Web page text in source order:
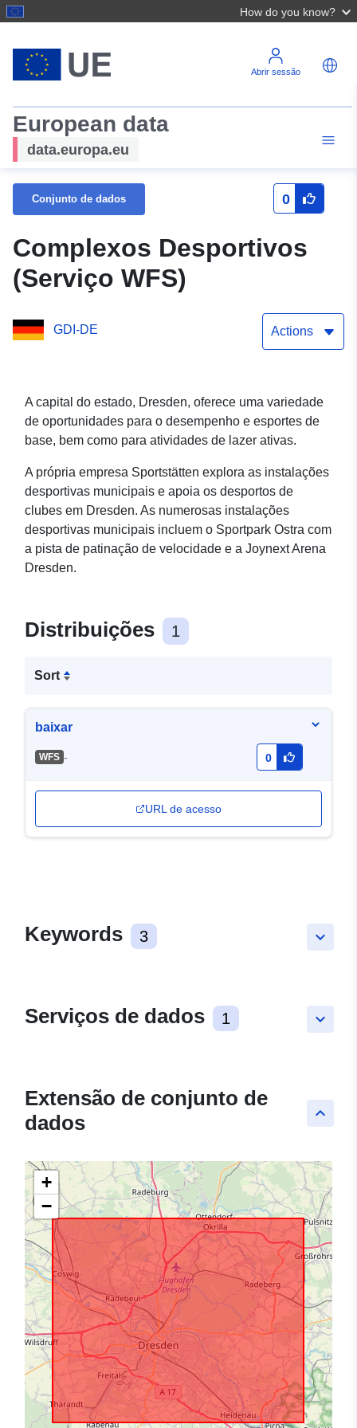
How do you know?
Abrir sessão
European data
data.europa.eu
Conjunto de dados 0
Complexos Desportivos
(Serviço WFS)
GDI-DE Actions
A capital do estado, Dresden, oferece uma variedade
de oportunidades para o desempenho e esportes de
base, bem como para atividades de lazer ativas.
A própria empresa Sportstätten explora as instalações
desportivas municipais e apoia os desportos de
clubes em Dresden. As numerosas instalações
desportivas municipais incluem o Sportpark Ostra com
a pista de patinação de velocidade e a Joynext Arena
Dresden.
Distribuições 1
Sort
baixar
WFS - 0
URL de acesso
keyboard_arrow_down
Keywords 3
keyboard_arrow_down
Serviços de dados 1
keyboard_arrow_up
Extensão de conjunto de
dados
+
−